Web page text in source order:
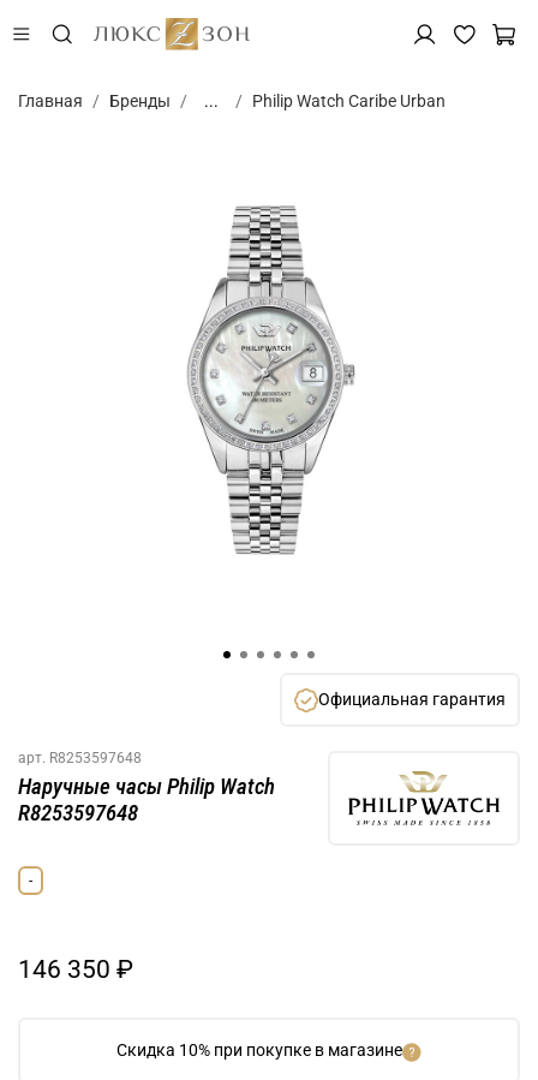
Главная Бренды ... Philip Watch Caribe Urban
Официальная гарантия
арт. R8253597648
Скидка 10% при покупке в магазине
Наручные часы Philip Watch
R8253597648
-
146 350 ₽